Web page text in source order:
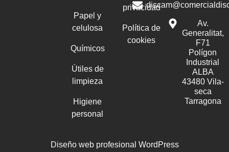
Papel y
celulosa
Químicos
Útiles de
limpieza
Higiene
personal
privacidad
Política de
cookies
Av.
Generalitat,
F71
Polígon
Industrial
ALBA
43480 Vila-
seca
Tarragona
Diseño web profesional WordPress